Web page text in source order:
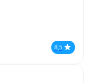
8,5